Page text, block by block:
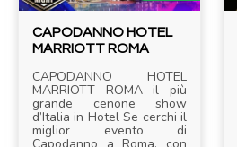
CAPODANNO HOTEL
MARRIOTT ROMA
CAPODANNO HOTEL
MARRIOTT ROMA il più
grande cenone show
d’Italia in Hotel Se cerchi il
miglior evento di